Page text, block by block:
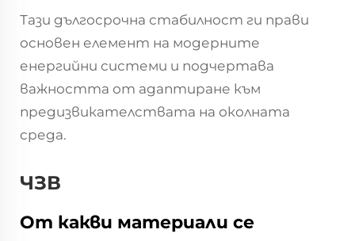
Тази дългосрочна стабилност ги прави
основен елемент на модерните
енергийни системи и подчертава
важността от адаптиране към
предизвикателствата на околната
среда.
ЧЗВ
От какви материали се